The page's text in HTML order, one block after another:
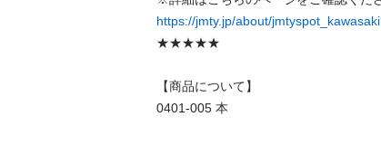
https://jmty.jp/about/jmtyspot_kawasaki
★★★★★
【商品について】
0401-005 本